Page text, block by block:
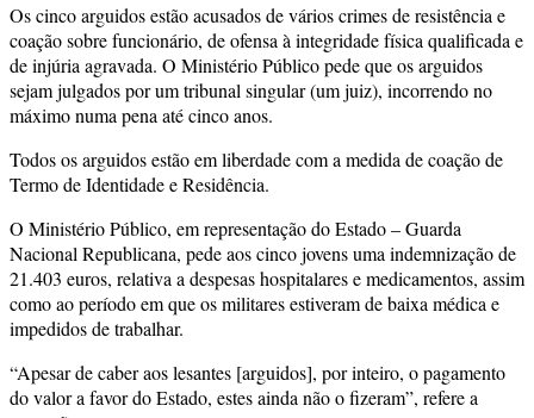
Os cinco arguidos estão acusados de vários crimes de resistência e
coação sobre funcionário, de ofensa à integridade física qualificada e
de injúria agravada. O Ministério Público pede que os arguidos
sejam julgados por um tribunal singular (um juiz), incorrendo no
máximo numa pena até cinco anos.
Todos os arguidos estão em liberdade com a medida de coação de
Termo de Identidade e Residência.
O Ministério Público, em representação do Estado – Guarda
Nacional Republicana, pede aos cinco jovens uma indemnização de
21.403 euros, relativa a despesas hospitalares e medicamentos, assim
como ao período em que os militares estiveram de baixa médica e
impedidos de trabalhar.
“Apesar de caber aos lesantes [arguidos], por inteiro, o pagamento
do valor a favor do Estado, estes ainda não o fizeram”, refere a